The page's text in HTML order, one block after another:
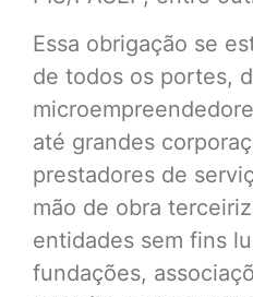
Essa obrigação se
de todos os portes,
até grandes
prestadores de
mão de obra
entidades sem fins
fundações,